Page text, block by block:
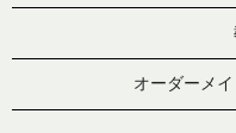
オーダーメ